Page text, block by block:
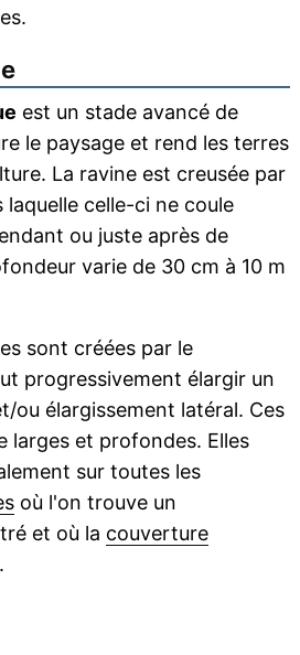
est un stade avancé de
le paysage et rend les terres
La ravine est creusée par
laquelle celle-ci ne coule
ou juste après de
varie de 30 cm à 10 m
sont créées par le
progressivement élargir un
ou élargissement latéral. Ces
larges et profondes. Elles
sur toutes les
où l'on trouve un
et où la couverture